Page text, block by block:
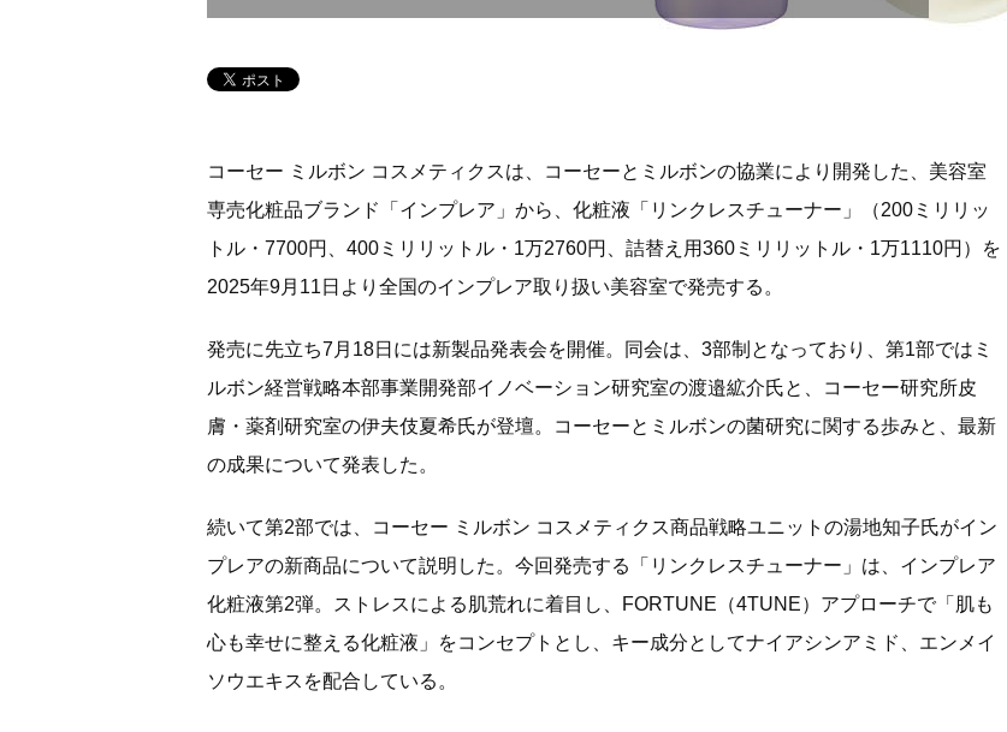
コーセー ミルボン コスメティクスは、コーセーとミルボンの協業により開発した、美容室
専売化粧品ブランド「インプレア」から、化粧液「リンクレスチューナー」（200ミリリッ
トル・7700円、400ミリリットル・1万2760円、詰替え用360ミリリットル・1万1110円）を
2025年9月11日より全国のインプレア取り扱い美容室で発売する。
発売に先立ち7月18日には新製品発表会を開催。同会は、3部制となっており、第1部ではミ
ルボン経営戦略本部事業開発部イノベーション研究室の渡邉絋介氏と、コーセー研究所皮
膚・薬剤研究室の伊夫伎夏希氏が登壇。コーセーとミルボンの菌研究に関する歩みと、最新
の成果について発表した。
続いて第2部では、コーセー ミルボン コスメティクス商品戦略ユニットの湯地知子氏がイン
プレアの新商品について説明した。今回発売する「リンクレスチューナー」は、インプレア
化粧液第2弾。ストレスによる肌荒れに着目し、FORTUNE（4TUNE）アプローチで「肌も
心も幸せに整える化粧液」をコンセプトとし、キー成分としてナイアシンアミド、エンメイ
ソウエキスを配合している。